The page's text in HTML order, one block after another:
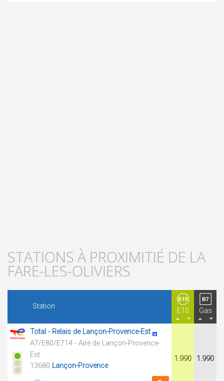
STATIONS À PROXIMITIÉ DE LA
FARE-LES-OLIVIERS
Station
E10 Gas
Total - Relais de Lançon-Provence-Est
A7/E80/E714 - Aire de Lançon-Provence-
Est
13680 Lançon-Provence
1.990 1.990